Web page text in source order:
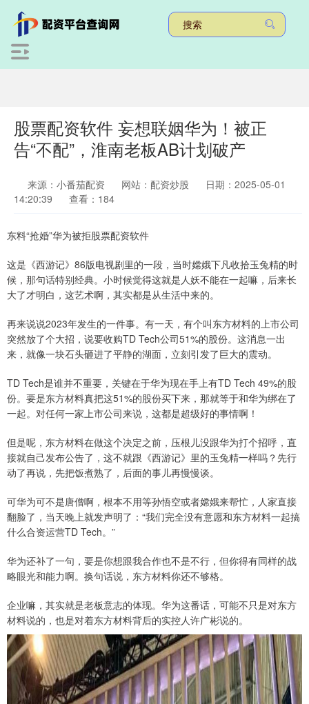
股票配资软件 妄想联姻华为！被正
告“不配”，淮南老板AB计划破产
来源：小番茄配资 网站：配资炒股
日期：2025-05-01
14:20:39
查看：184
东料“抢婚”华为被拒股票配资软件
这是《西游记》86版电视剧里的一段，当时嫦娥下凡收拾玉兔精的时
候，那句话特别经典。小时候觉得这就是人妖不能在一起嘛，后来长
大了才明白，这艺术啊，其实都是从生活中来的。
再来说说2023年发生的一件事。有一天，有个叫东方材料的上市公司
突然放了个大招，说要收购TD Tech公司51%的股份。这消息一出
来，就像一块石头砸进了平静的湖面，立刻引发了巨大的震动。
TD Tech是谁并不重要，关键在于华为现在手上有TD Tech 49%的股
份。要是东方材料真把这51%的股份买下来，那就等于和华为绑在了
一起。对任何一家上市公司来说，这都是超级好的事情啊！
但是呢，东方材料在做这个决定之前，压根儿没跟华为打个招呼，直
接就自己发布公告了，这不就跟《西游记》里的玉兔精一样吗？先行
动了再说，先把饭煮熟了，后面的事儿再慢慢谈。
可华为可不是唐僧啊，根本不用等孙悟空或者嫦娥来帮忙，人家直接
翻脸了，当天晚上就发声明了：“我们完全没有意愿和东方材料一起搞
什么合资运营TD Tech。”
华为还补了一句，要是你想跟我合作也不是不行，但你得有同样的战
略眼光和能力啊。换句话说，东方材料你还不够格。
企业嘛，其实就是老板意志的体现。华为这番话，可能不只是对东方
材料说的，也是对着东方材料背后的实控人许广彬说的。